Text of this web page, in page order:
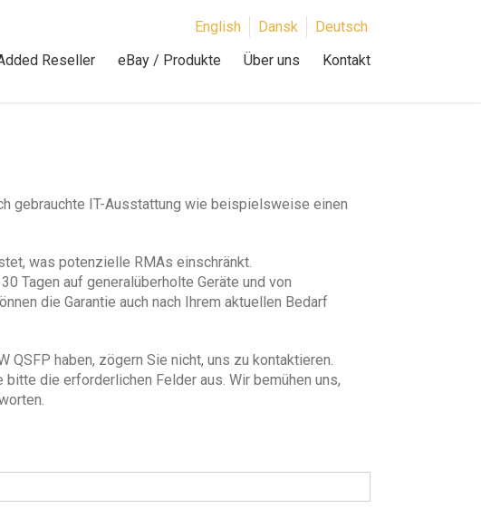
Reseller eBay / Produkte Über uns Kontakt
English Dansk Deutsch
gebrauchte IT-Ausstattung wie beispielsweise einen
was potenzielle RMAs einschränkt.
Tagen auf generalüberholte Geräte und von
die Garantie auch nach Ihrem aktuellen Bedarf
QSFP haben, zögern Sie nicht, uns zu kontaktieren.
die erforderlichen Felder aus. Wir bemühen uns,